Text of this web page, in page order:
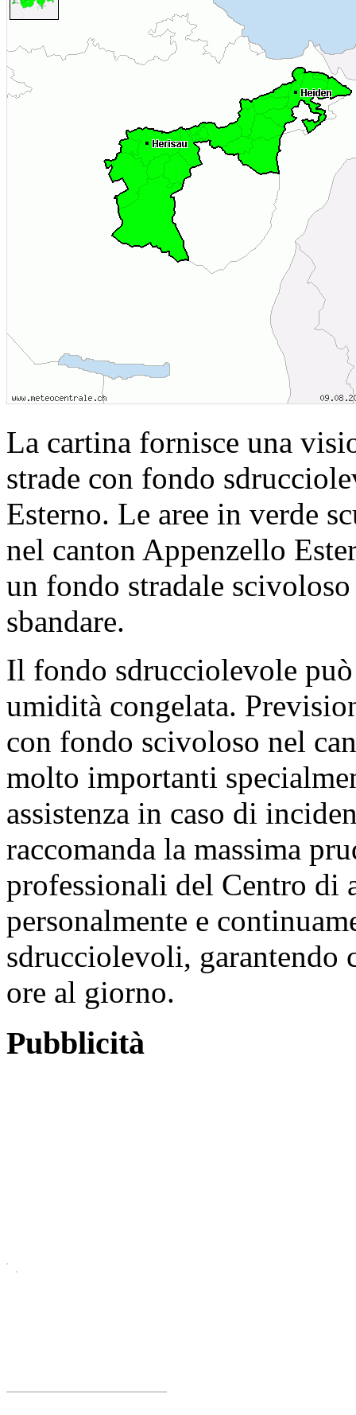
La cartina fornisce una
strade con fondo
Esterno. Le aree in verde
nel canton Appenzello
un fondo stradale
sbandare.
Il fondo sdrucciolevole può
umidità congelata.
con fondo scivoloso nel
molto importanti
assistenza in caso di
raccomanda la massima
professionali del Centro di
personalmente e
sdrucciolevoli, garantendo
ore al giorno.
Pubblicità